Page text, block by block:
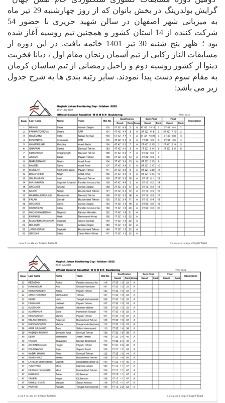
گرایش بولدرینگ در بخش بانوان که از روز چهارشنبه 29 تیر ماه
به میزبانی شهر اصفهان در سالن شهید حریری با حضور 54
شرکت کننده از 14 استان کشور و همچنین تیم روسیه آغاز شده
بود ؛ ظهر پنج شنبه 30 تیر 1401 خاتمه یافت. در این دوره از
مسابقات الناز رکابی از تیم آسمان زنجان مقام اول ، دیانا فخریت
دینوا از کشور روسیه دوم و راحیل رمضانی از تیم ساسان کرمان
به مقام سوم دست پیدا نمودند. سایر رتبه بندی ها به شرح جدول
زیر می باشد: